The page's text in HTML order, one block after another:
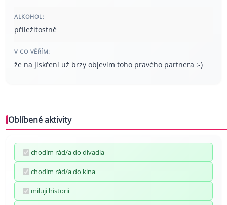
ALKOHOL:
příležitostně
V CO VĚŘÍM:
že na Jiskření už brzy objevím toho pravého partnera :-)
Oblíbené aktivity
chodím rád/a do divadla
chodím rád/a do kina
miluji historii